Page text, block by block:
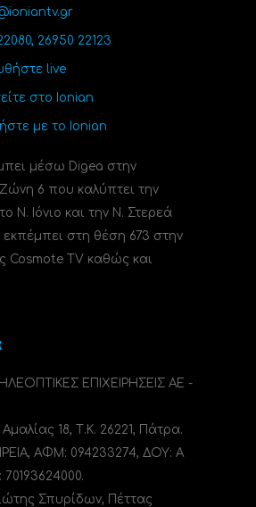
26950 22123
live
στο Ionian
με το Ionian
μέσω Digea στην
Ζώνη 6 που καλύπτει την
N. Ιόνιο και την Ν. Στερεά
εκπέμπει στη θέση 673 στην
Cosmote TV καθώς και
ΕΠΙΧΕΙΡΗΣΕΙΣ ΑΕ -
18, Τ.Κ. 26221, Πάτρα.
ΑΦΜ: 094233274, ΔΟΥ: A
Σπυρίδων, Πέττας